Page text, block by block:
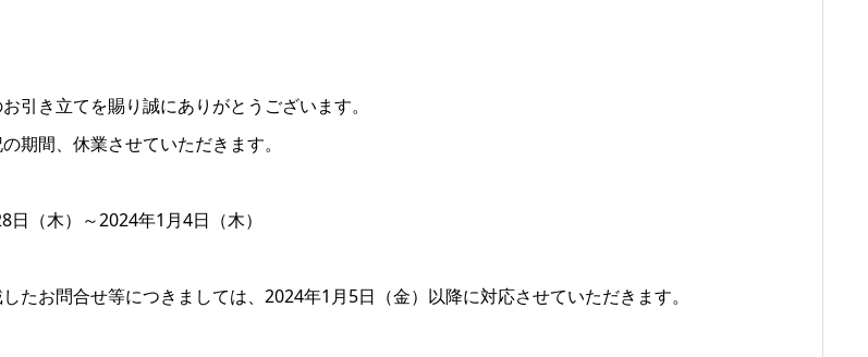
引き立てを賜り誠にありがとうございます。
期間、休業させていただきます。
日（木）～2024年1月4日（木）
たお問合せ等につきましては、2024年1月5日（金）以降に対応させていただきます。